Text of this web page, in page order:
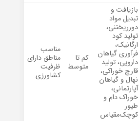
بازیافت و
تبدیل مواد
دورریختنی،
تولید کود
ارگانیک،
فرآوری گیاهان
دارویی، تولید
قارچ خوراکی،
نهال و گیاهان
آپارتمانی،
خوراک دام و
طیور
کوچک‌مقیاس
کم تا
متوسط
مناسب
مناطق دارای
ظرفیت
کشاورزی